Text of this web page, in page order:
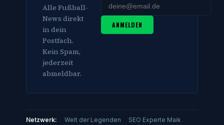
Alle Fußball-
News direkt
in dein
Postfach.
Kein Spam,
jederzeit
abmeldbar.
ANMELDEN
Netzwerk: Welt der Legenden
SEO Experte Maik